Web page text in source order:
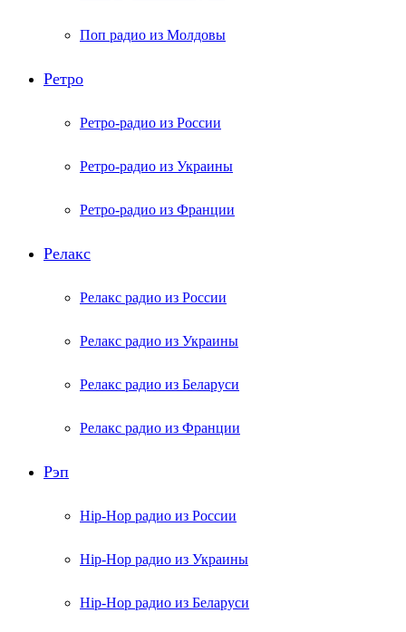
Поп радио из Молдовы
Ретро
Ретро-радио из России
Ретро-радио из Украины
Ретро-радио из Франции
Релакс
Релакс радио из России
Релакс радио из Украины
Релакс радио из Беларуси
Релакс радио из Франции
Рэп
Hip-Hop радио из России
Hip-Hop радио из Украины
Hip-Hop радио из Беларуси